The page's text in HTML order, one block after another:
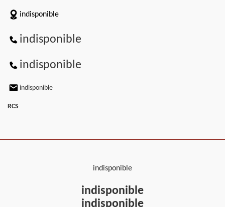
indisponible
indisponible
indisponible
indisponible
RCS
indisponible
indisponible
indisponible